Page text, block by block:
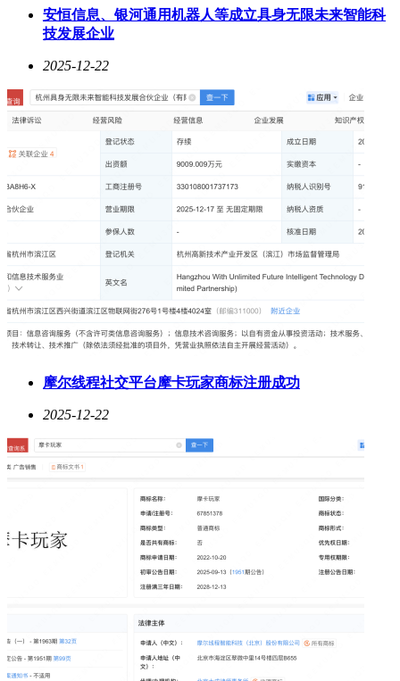
安恒信息、银河通用机器人等成立具身无限未来智能科
技发展企业
2025-12-22
摩尔线程社交平台摩卡玩家商标注册成功
2025-12-22